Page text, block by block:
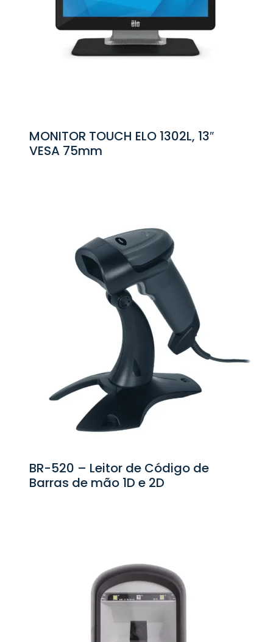
MONITOR TOUCH ELO 1302L, 13″
VESA 75mm
BR-520 – Leitor de Código de
Barras de mão 1D e 2D